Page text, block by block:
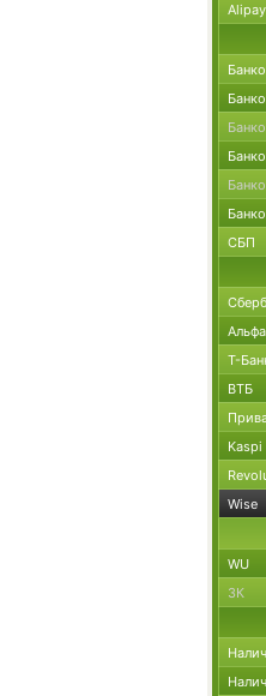
Alipay
СБП
Т-
ВТБ
Kaspi
Wise
WU
ЗК